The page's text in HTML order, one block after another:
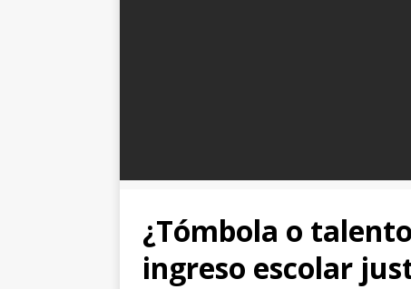
¿Tómbola o
ingreso escolar